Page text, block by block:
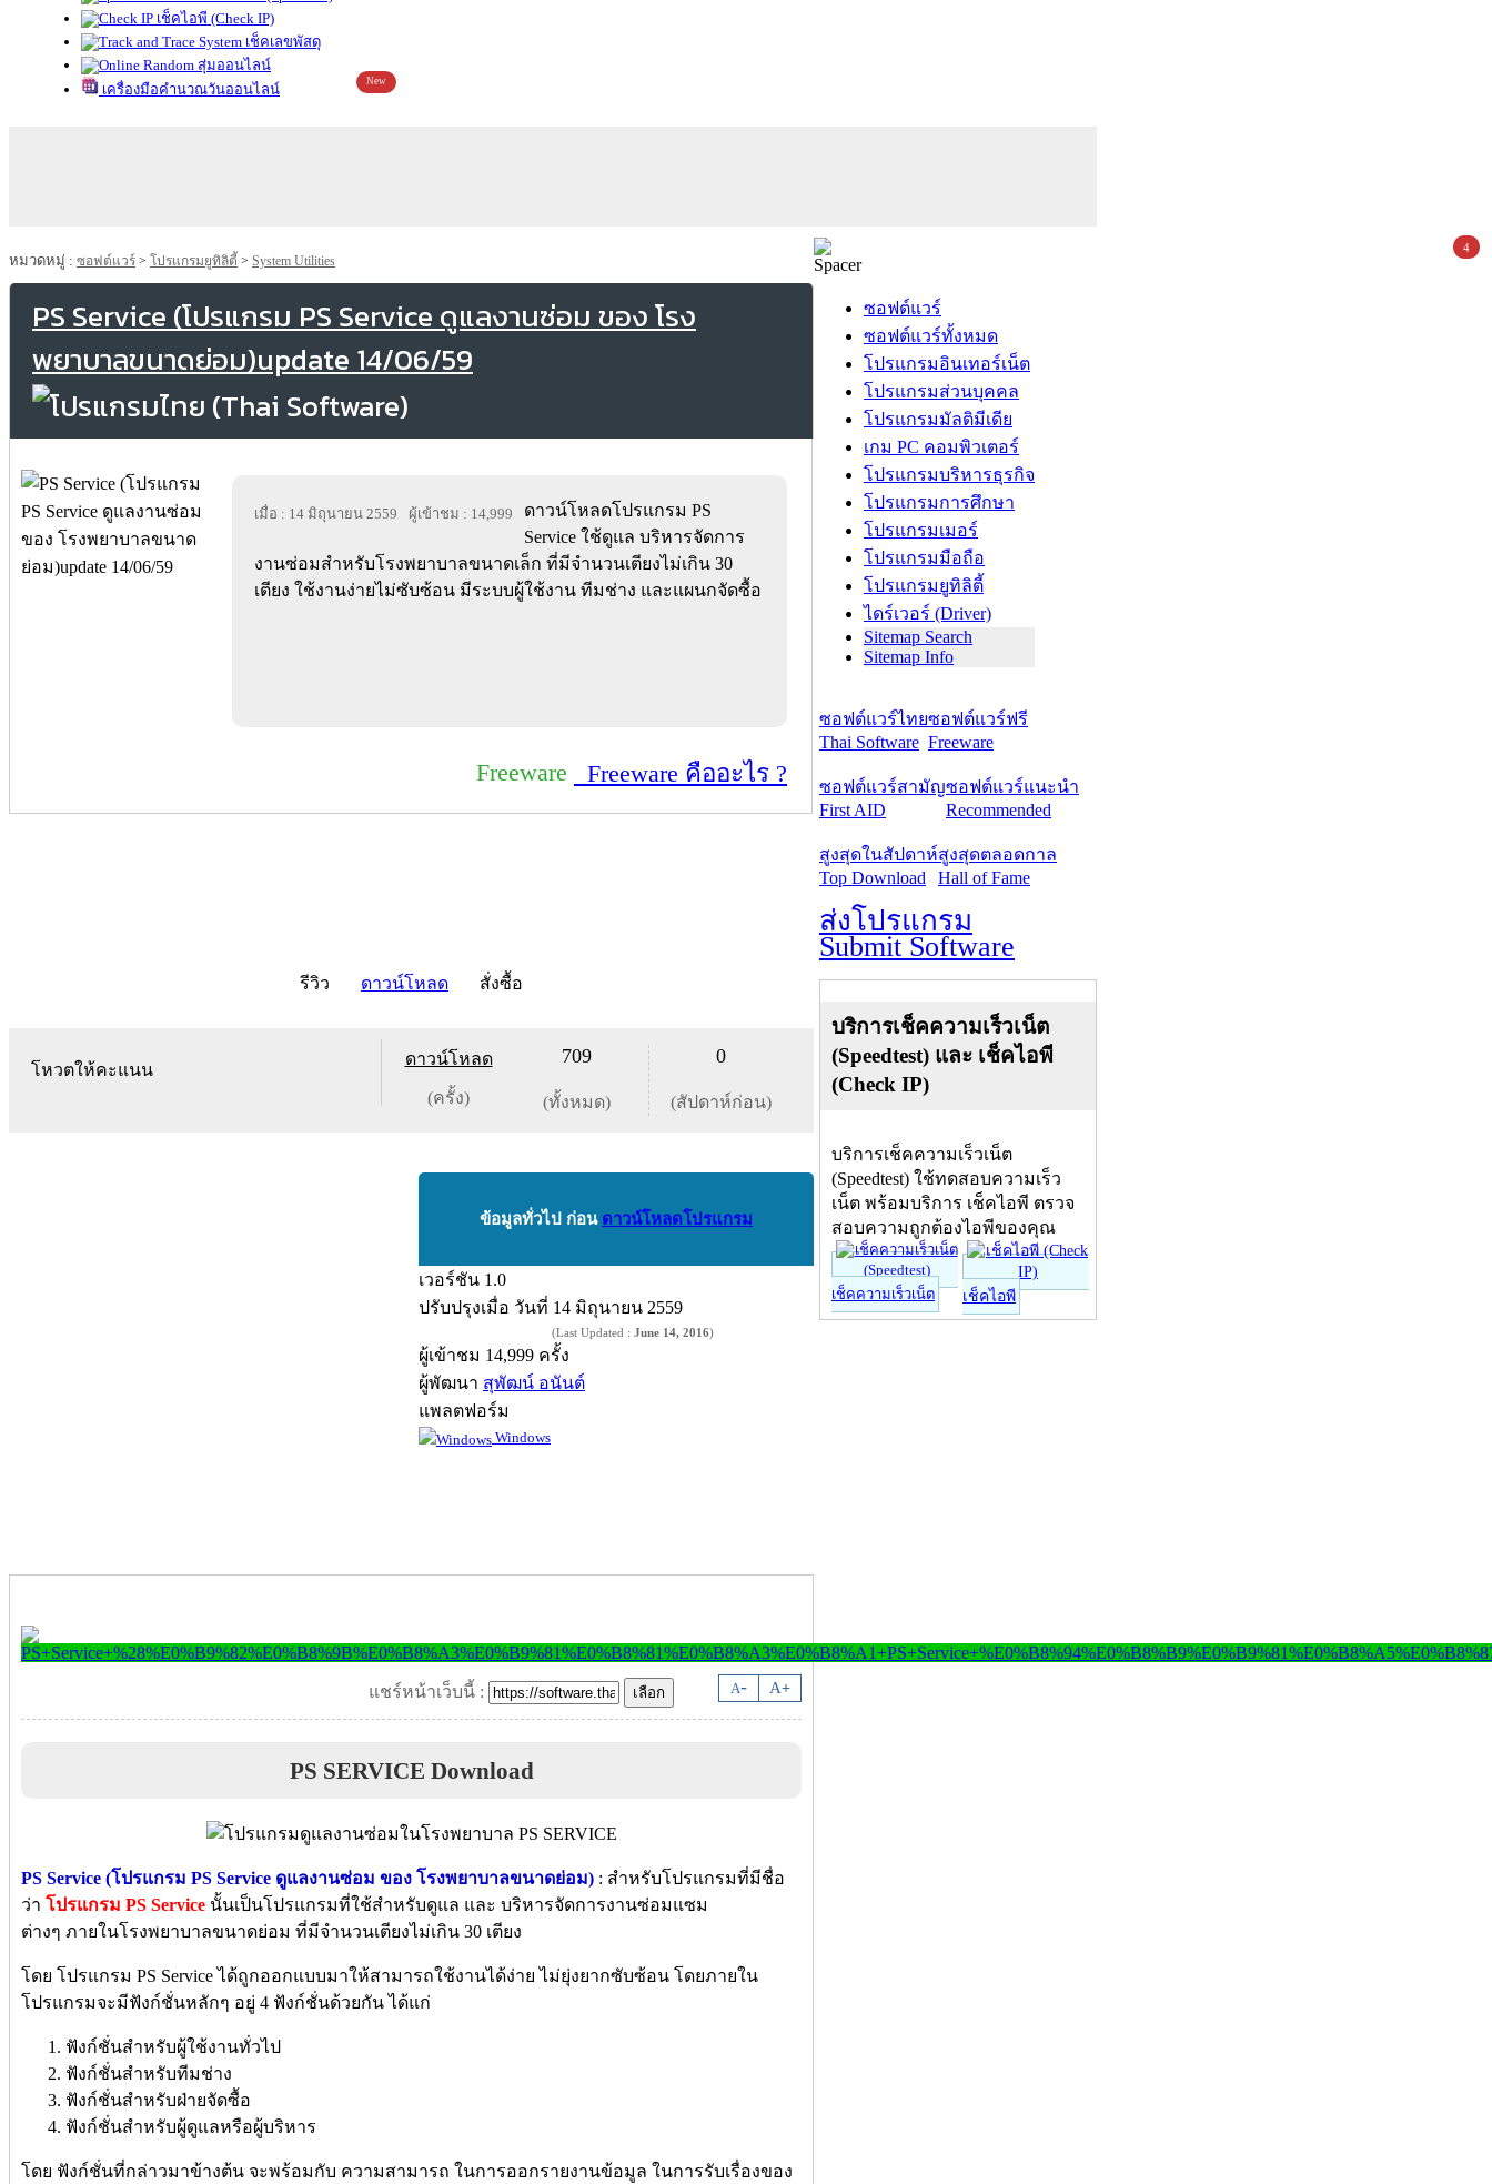
เช็คไอพี (Check IP)
เช็คเลขพัสดุ
สุ่มออนไลน์
เครื่องมือคำนวณวันออนไลน์
New
หมวดหมู่ : ซอฟต์แวร์ > โปรแกรมยูทิลิตี้ > System Utilities
PS Service (โปรแกรม PS Service ดูแลงานซ่อม ของ โรง
พยาบาลขนาดย่อม)update 14/06/59
เมื่อ : 14 มิถุนายน 2559 ผู้เข้าชม : 14,999
ดาวน์โหลดโปรแกรม PS
Service ใช้ดูแล บริหารจัดการ
งานซ่อมสำหรับโรงพยาบาลขนาดเล็ก ที่มีจำนวนเตียงไม่เกิน 30
เตียง ใช้งานง่ายไม่ซับซ้อน มีระบบผู้ใช้งาน ทีมช่าง และแผนกจัดซื้อ
Freeware Freeware คืออะไร ?
รีวิว ดาวน์โหลด สั่งซื้อ
โหวตให้คะแนน
ดาวน์โหลด
(ครั้ง)
709
(ทั้งหมด)
0
(สัปดาห์ก่อน)
ข้อมูลทั่วไป ก่อน ดาวน์โหลดโปรแกรม
เวอร์ชัน 1.0
ปรับปรุงเมื่อ วันที่ 14 มิถุนายน 2559
(Last Updated : June 14, 2016)
ผู้เข้าชม 14,999 ครั้ง
ผู้พัฒนา สุพัฒน์ อนันต์
แพลตฟอร์ม
Windows
A- A+
แชร์หน้าเว็บนี้ :
PS SERVICE Download
PS Service (โปรแกรม PS Service ดูแลงานซ่อม ของ โรงพยาบาลขนาดย่อม) : สำหรับโปรแกรมที่มีชื่อ
ว่า โปรแกรม PS Service นั้นเป็นโปรแกรมที่ใช้สำหรับดูแล และ บริหารจัดการงานซ่อมแซม
ต่างๆ ภายในโรงพยาบาลขนาดย่อม ที่มีจำนวนเตียงไม่เกิน 30 เตียง
โดย โปรแกรม PS Service ได้ถูกออกแบบมาให้สามารถใช้งานได้ง่าย ไม่ยุ่งยากซับซ้อน โดยภายใน
โปรแกรมจะมีฟังก์ชั่นหลักๆ อยู่ 4 ฟังก์ชั่นด้วยกัน ได้แก่
ฟังก์ชั่นสำหรับผู้ใช้งานทั่วไป
ฟังก์ชั่นสำหรับทีมช่าง
ฟังก์ชั่นสำหรับฝ่ายจัดซื้อ
ฟังก์ชั่นสำหรับผู้ดูแลหรือผู้บริหาร
โดย ฟังก์ชั่นที่กล่าวมาข้างต้น จะพร้อมกับ ความสามารถ ในการออกรายงานข้อมูล ในการรับเรื่องของ
ซอฟต์แวร์
ซอฟต์แวร์ทั้งหมด
โปรแกรมอินเทอร์เน็ต
โปรแกรมส่วนบุคคล
โปรแกรมมัลติมีเดีย
เกม PC คอมพิวเตอร์
โปรแกรมบริหารธุรกิจ
โปรแกรมการศึกษา
โปรแกรมเมอร์
โปรแกรมมือถือ
โปรแกรมยูทิลิตี้
ไดร์เวอร์ (Driver)
Sitemap Search
Sitemap Info
ซอฟต์แวร์ไทย
Thai Software
ซอฟต์แวร์ฟรี
Freeware
ซอฟต์แวร์สามัญ
First AID
ซอฟต์แวร์แนะนำ
Recommended
สูงสุดในสัปดาห์
Top Download
สูงสุดตลอดกาล
Hall of Fame
ส่งโปรแกรม
Submit Software
บริการเช็คความเร็วเน็ต
(Speedtest) และ เช็คไอพี
(Check IP)
บริการเช็คความเร็วเน็ต
(Speedtest) ใช้ทดสอบความเร็ว
เน็ต พร้อมบริการ เช็คไอพี ตรวจ
สอบความถูกต้องไอพีของคุณ
เช็คความเร็วเน็ต เช็คไอพี
4